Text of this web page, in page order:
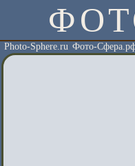
Photo-Sphere.ru Фото-